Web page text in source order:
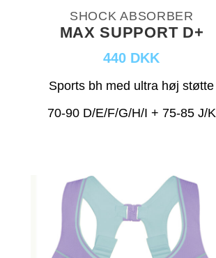
SHOCK ABSORBER
MAX SUPPORT D+
440 DKK
Sports bh med ultra høj støtte
70-90 D/E/F/G/H/I + 75-85 J/K